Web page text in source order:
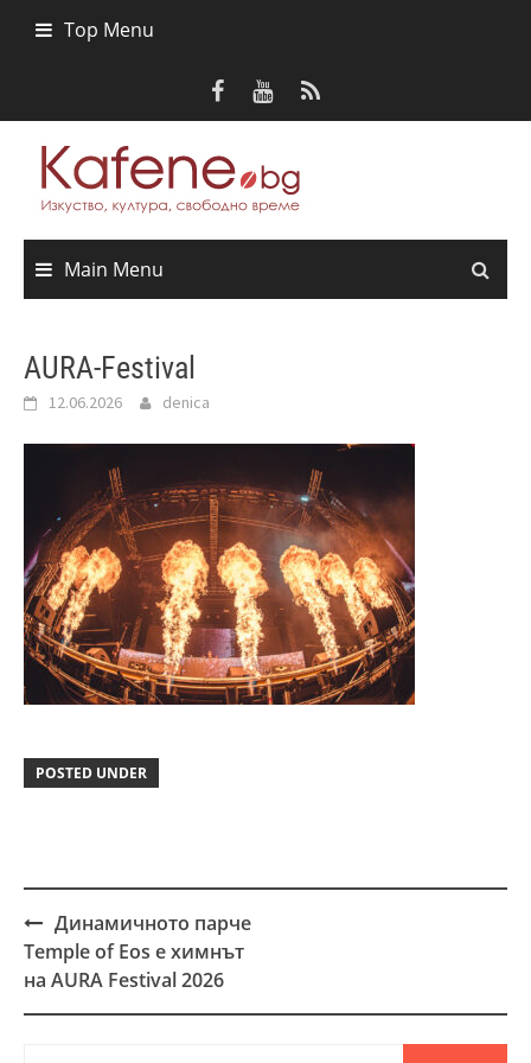
Top Menu
Main Menu
AURA-Festival
12.06.2026 denica
POSTED UNDER
Post
navigation
Динамичното парче
Temple of Eos е химнът
на AURA Festival 2026